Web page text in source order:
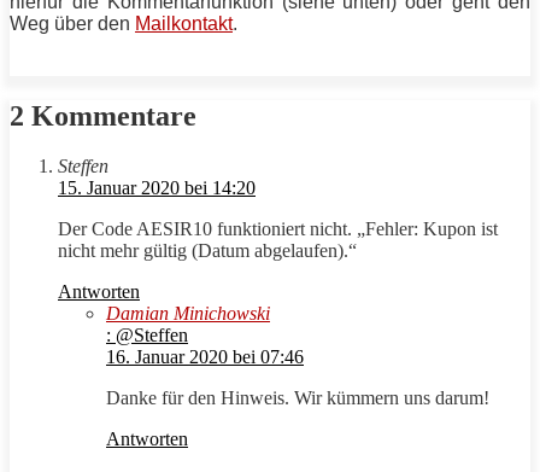
Weg über den Mailkontakt.
2 Kommentare
Steffen
15. Januar 2020 bei 14:20
Der Code AESIR10 funktioniert nicht. „Fehler: Kupon ist
nicht mehr gültig (Datum abgelaufen).“
Antworten
Damian Minichowski
: @Steffen
16. Januar 2020 bei 07:46
Danke für den Hinweis. Wir kümmern uns darum!
Antworten